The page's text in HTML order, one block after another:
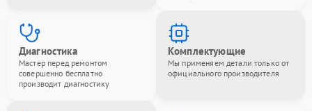
Диагностика
Мастер перед ремонтом
совершенно бесплатно
производит диагностику
Комплектующие
Мы применяем детали только от
официального производителя